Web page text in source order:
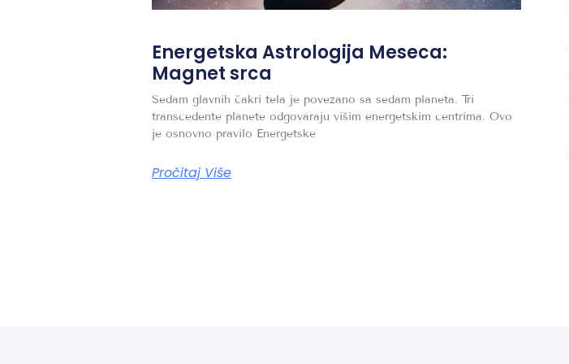
Energetska Astrologija Meseca:
Magnet srca
Sedam glavnih čakri tela je povezano sa sedam planeta. Tri
transcedente planete odgovaraju višim energetskim centrima. Ovo
je osnovno pravilo Energetske
Pročitaj Više